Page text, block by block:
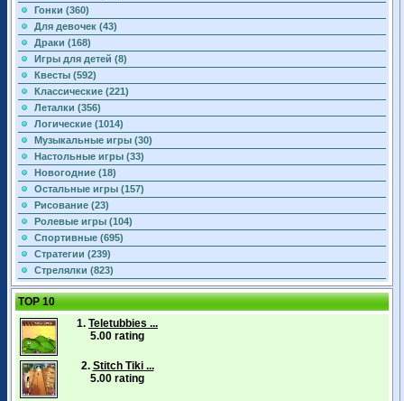
Гонки (360)
Для девочек (43)
Драки (168)
Игры для детей (8)
Квесты (592)
Классические (221)
Леталки (356)
Логические (1014)
Музыкальные игры (30)
Настольные игры (33)
Новогодние (18)
Остальные игры (157)
Рисование (23)
Ролевые игры (104)
Спортивные (695)
Стратегии (239)
Стрелялки (823)
TOP 10
1. Teletubbies ...
5.00 rating
2. Stitch Tiki ...
5.00 rating